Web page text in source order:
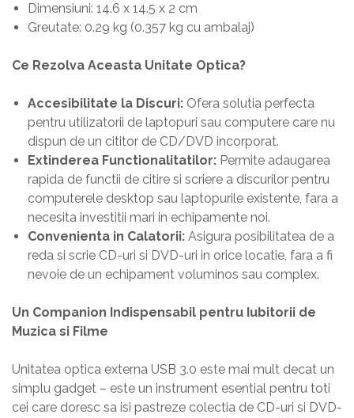
Dimensiuni: 14.6 x 14.5 x 2 cm
Greutate: 0.29 kg (0.357 kg cu ambalaj)
Ce Rezolva Aceasta Unitate Optica?
Accesibilitate la Discuri: Ofera solutia perfecta
pentru utilizatorii de laptopuri sau computere care nu
dispun de un cititor de CD/DVD incorporat.
Extinderea Functionalitatilor: Permite adaugarea
rapida de functii de citire si scriere a discurilor pentru
computerele desktop sau laptopurile existente, fara a
necesita investitii mari in echipamente noi.
Convenienta in Calatorii: Asigura posibilitatea de a
reda si scrie CD-uri si DVD-uri in orice locatie, fara a fi
nevoie de un echipament voluminos sau complex.
Un Companion Indispensabil pentru Iubitorii de
Muzica si Filme
Unitatea optica externa USB 3.0 este mai mult decat un
simplu gadget – este un instrument esential pentru toti
cei care doresc sa isi pastreze colectia de CD-uri si DVD-